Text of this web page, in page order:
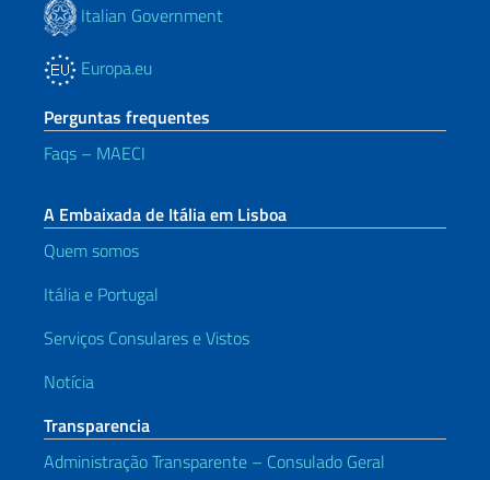
Italian Government
Europa.eu
Perguntas frequentes
Faqs – MAECI
A Embaixada de Itália em Lisboa
Quem somos
Itália e Portugal
Serviços Consulares e Vistos
Notícia
Transparencia
Administração Transparente – Consulado Geral